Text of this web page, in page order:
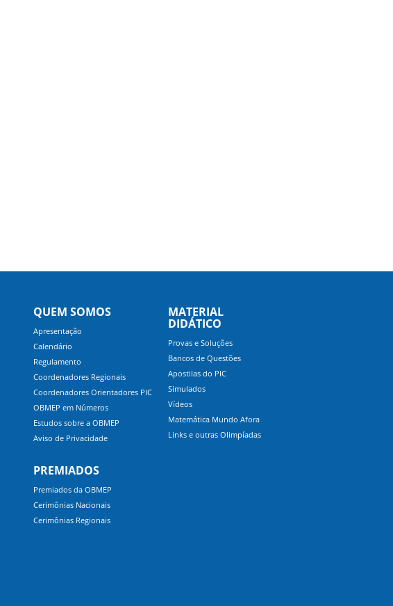
QUEM SOMOS
Apresentação
Calendário
Regulamento
Coordenadores Regionais
Coordenadores Orientadores PIC
OBMEP em Números
Estudos sobre a OBMEP
Aviso de Privacidade
PREMIADOS
Premiados da OBMEP
Cerimônias Nacionais
Cerimônias Regionais
MATERIAL
DIDÁTICO
Provas e Soluções
Bancos de Questões
Apostilas do PIC
Simulados
Vídeos
Matemática Mundo Afora
Links e outras Olimpíadas